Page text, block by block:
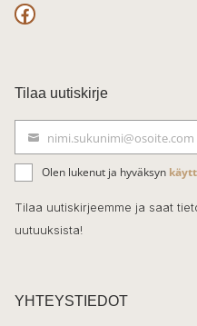
F
c
e
b
o
o
k
Tilaa uutiskirje
ä
h
k
t
nimi.sukunimi@osoite.com
Olen lukenut ja hyväksyn
Tilaa uutiskirjeemme ja saat
uutuuksista!
YHTEYSTIEDOT